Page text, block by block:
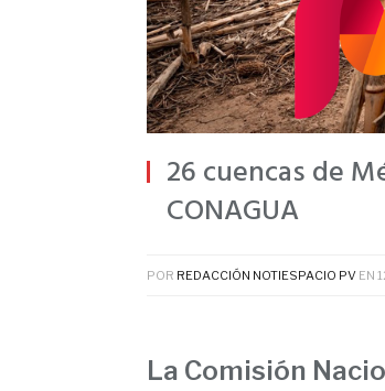
26 cuencas de
CONAGUA
POR REDACCIÓN NOTIESPACIO PV EN
La Comisión